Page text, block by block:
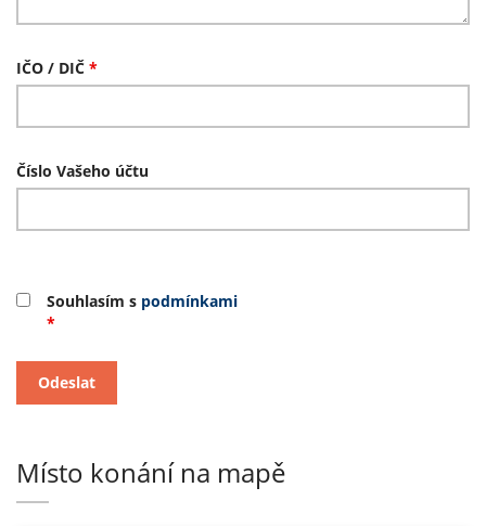
IČO / DIČ *
Číslo Vašeho účtu
Souhlasím s podmínkami
*
Místo konání na mapě